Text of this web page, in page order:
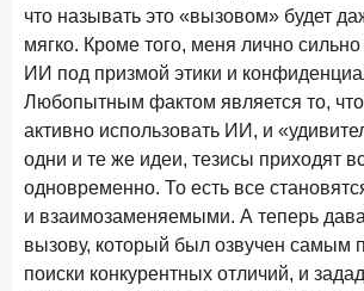
что называть это «вызовом» будет
мягко. Кроме того, меня лично
ИИ под призмой этики и
Любопытным фактом является то,
активно использовать ИИ, и
одни и те же идеи, тезисы приходят
одновременно. То есть все
и взаимозаменяемыми. А теперь
вызову, который был озвучен самым
поиски конкурентных отличий, и